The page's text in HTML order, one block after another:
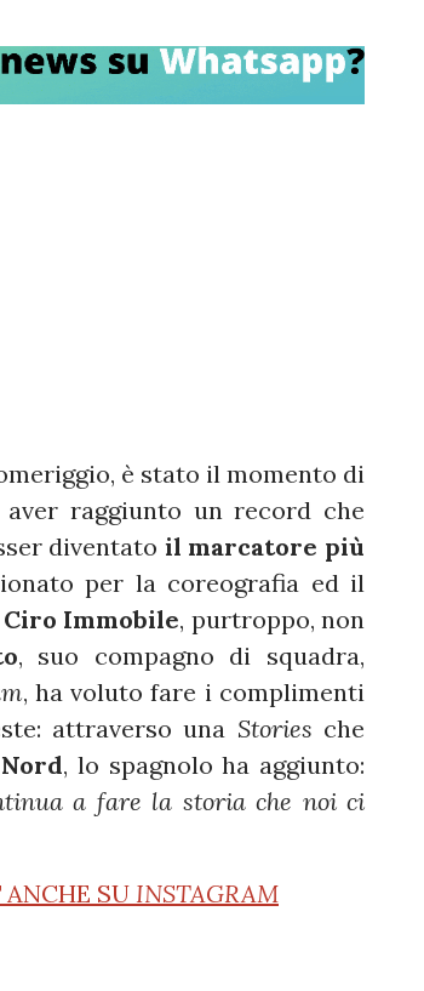
è stato il momento di
raggiunto un record che
diventato il marcatore più
per la coreografia ed il
Ciro Immobile, purtroppo, non
, suo compagno di squadra,
, ha voluto fare i complimenti
attraverso una Stories che
, lo spagnolo ha aggiunto:
a fare la storia che noi ci
ANCHE SU INSTAGRAM